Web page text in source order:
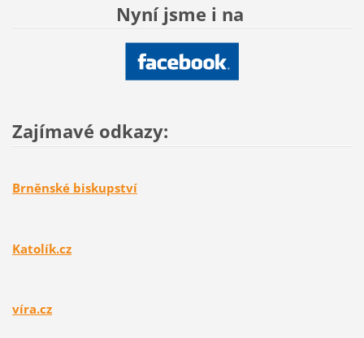
Nyní jsme i na
Zajímavé odkazy:
Brněnské biskupství
Katolík.cz
víra.cz